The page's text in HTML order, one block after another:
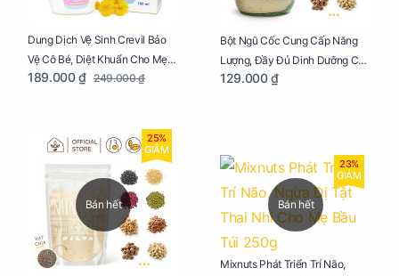
Dung Dịch Vệ Sinh Crevil Bảo
Vệ Cô Bé, Diệt Khuẩn Cho Mẹ
Bầu Chai 100ml
189.000 ₫ 249.000 ₫
Bột Ngũ Cốc Cung Cấp Năng
Lượng, Đầy Đủ Dinh Dưỡng Cho
Mẹ Bầu Hũ 250g
129.000 ₫
Bán hết
25%
GIẢM
Bán hết
23%
GIẢM
Mixnuts Phát Triển Trí Não,